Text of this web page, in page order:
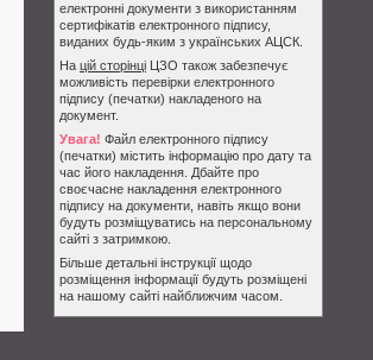
електронні документи з використанням
сертифікатів електронного підпису,
виданих будь-яким з українських АЦСК.
На цій сторінці ЦЗО також забезпечує
можливість перевірки електронного
підпису (печатки) накладеного на
документ.
Увага! Файл електронного підпису
(печатки) містить інформацію про дату та
час його накладення. Дбайте про
своєчасне накладення електронного
підпису на документи, навіть якщо вони
будуть розміщуватись на персональному
сайті з затримкою.
Більше детальні інструкції щодо
розміщення інформації будуть розміщені
на нашому сайті найближчим часом.